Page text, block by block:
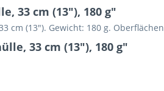
33 cm (13"), 180 g"
cm (13"). Gewicht: 180 g.
33 cm (13"), 180 g"